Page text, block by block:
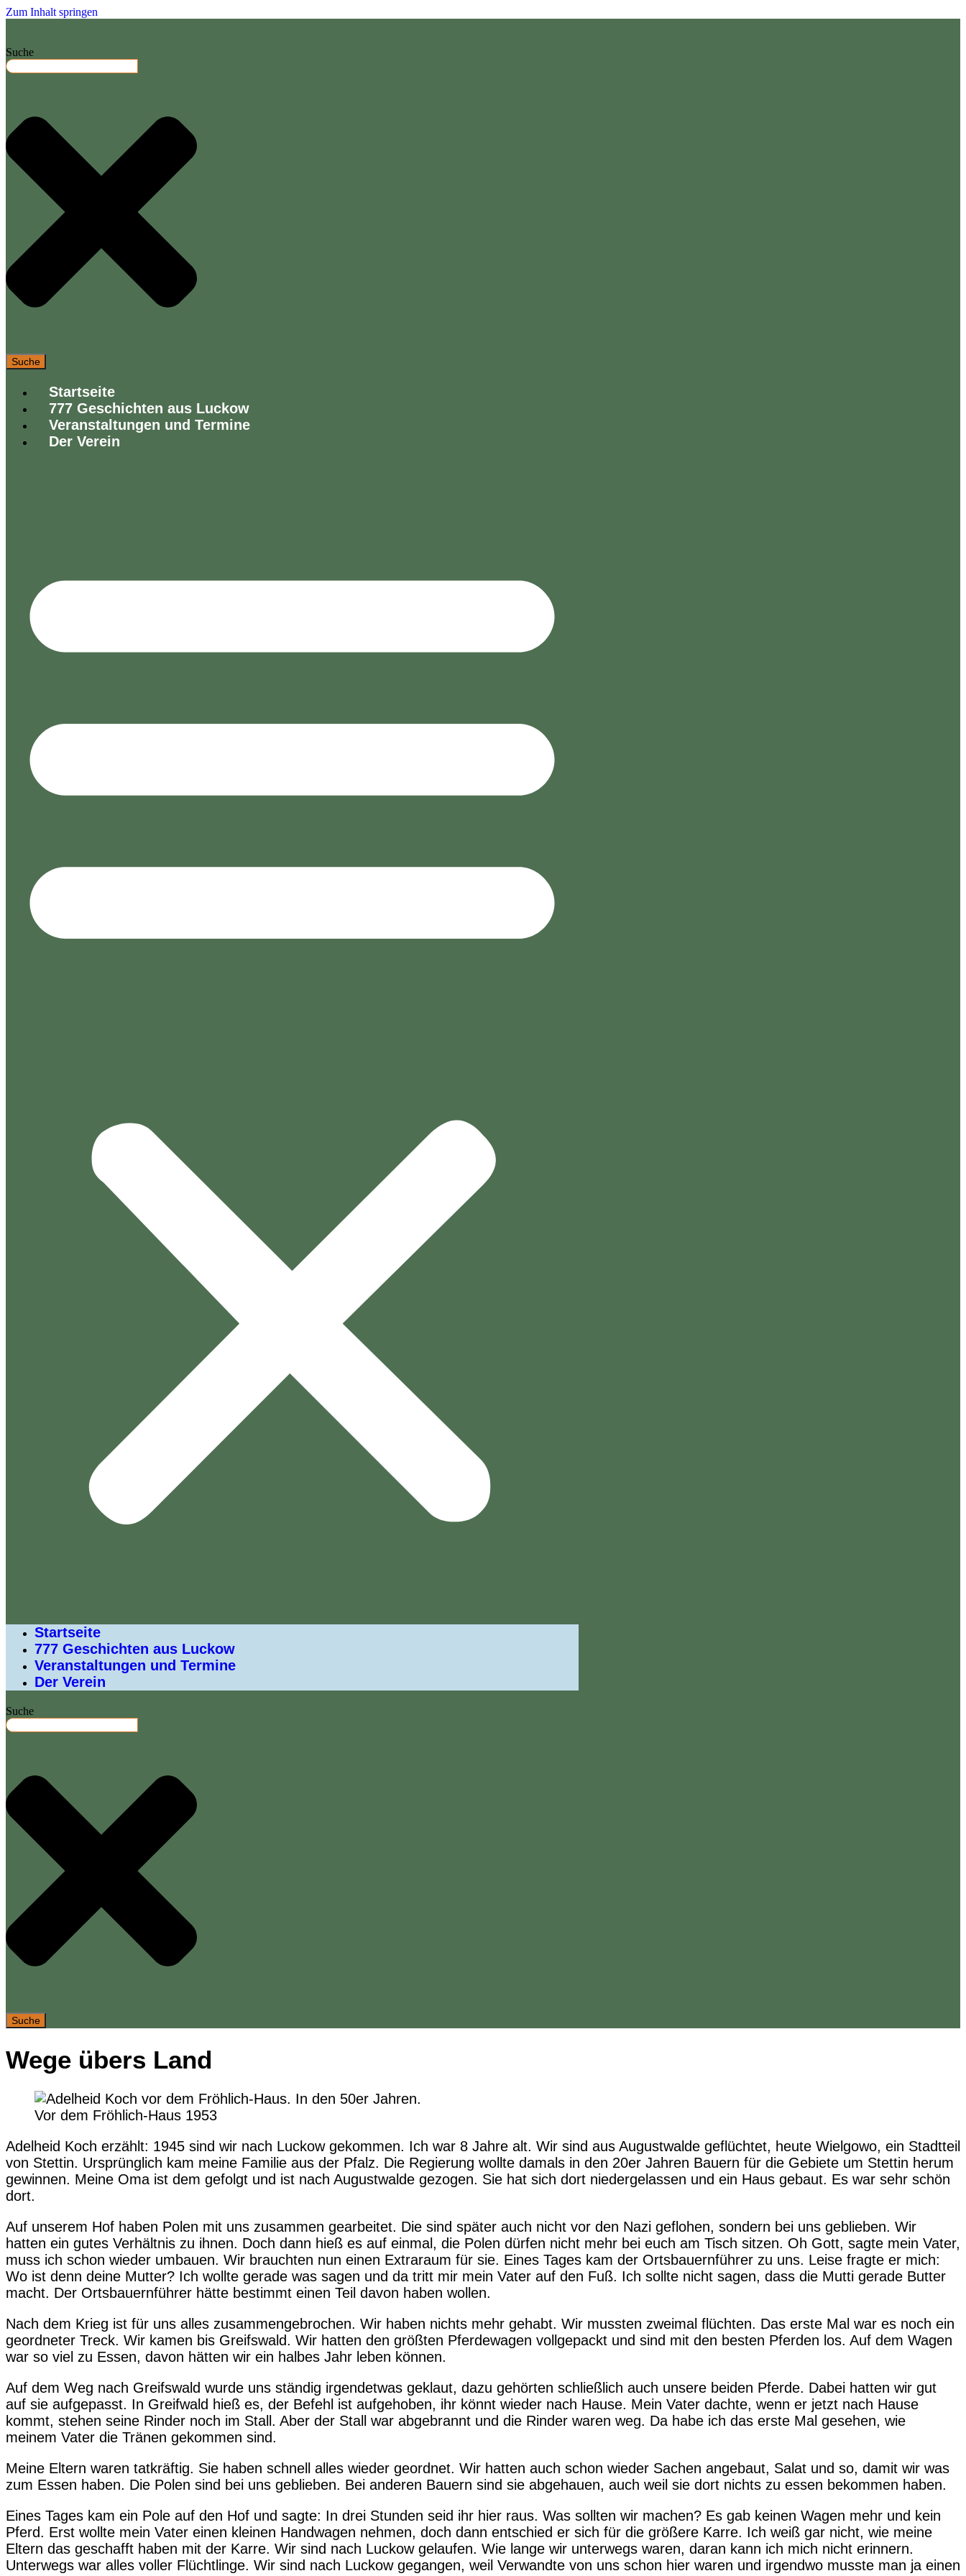
Zum Inhalt springen
Suche
Suche
Startseite
777 Geschichten aus Luckow
Veranstaltungen und Termine
Der Verein
Startseite
777 Geschichten aus Luckow
Veranstaltungen und Termine
Der Verein
Suche
Suche
Wege übers Land
Vor dem Fröhlich-Haus 1953
Adelheid Koch erzählt: 1945 sind wir nach Luckow gekommen. Ich war 8 Jahre alt. Wir sind aus Augustwalde geflüchtet, heute Wielgowo, ein Stadtteil
von Stettin. Ursprünglich kam meine Familie aus der Pfalz. Die Regierung wollte damals in den 20er Jahren Bauern für die Gebiete um Stettin herum
gewinnen. Meine Oma ist dem gefolgt und ist nach Augustwalde gezogen. Sie hat sich dort niedergelassen und ein Haus gebaut. Es war sehr schön
dort.
Auf unserem Hof haben Polen mit uns zusammen gearbeitet. Die sind später auch nicht vor den Nazi geflohen, sondern bei uns geblieben. Wir
hatten ein gutes Verhältnis zu ihnen. Doch dann hieß es auf einmal, die Polen dürfen nicht mehr bei euch am Tisch sitzen. Oh Gott, sagte mein Vater,
muss ich schon wieder umbauen. Wir brauchten nun einen Extraraum für sie. Eines Tages kam der Ortsbauernführer zu uns. Leise fragte er mich:
Wo ist denn deine Mutter? Ich wollte gerade was sagen und da tritt mir mein Vater auf den Fuß. Ich sollte nicht sagen, dass die Mutti gerade Butter
macht. Der Ortsbauernführer hätte bestimmt einen Teil davon haben wollen.
Nach dem Krieg ist für uns alles zusammengebrochen. Wir haben nichts mehr gehabt. Wir mussten zweimal flüchten. Das erste Mal war es noch ein
geordneter Treck. Wir kamen bis Greifswald. Wir hatten den größten Pferdewagen vollgepackt und sind mit den besten Pferden los. Auf dem Wagen
war so viel zu Essen, davon hätten wir ein halbes Jahr leben können.
Auf dem Weg nach Greifswald wurde uns ständig irgendetwas geklaut, dazu gehörten schließlich auch unsere beiden Pferde. Dabei hatten wir gut
auf sie aufgepasst. In Greifwald hieß es, der Befehl ist aufgehoben, ihr könnt wieder nach Hause. Mein Vater dachte, wenn er jetzt nach Hause
kommt, stehen seine Rinder noch im Stall. Aber der Stall war abgebrannt und die Rinder waren weg. Da habe ich das erste Mal gesehen, wie
meinem Vater die Tränen gekommen sind.
Meine Eltern waren tatkräftig. Sie haben schnell alles wieder geordnet. Wir hatten auch schon wieder Sachen angebaut, Salat und so, damit wir was
zum Essen haben. Die Polen sind bei uns geblieben. Bei anderen Bauern sind sie abgehauen, auch weil sie dort nichts zu essen bekommen haben.
Eines Tages kam ein Pole auf den Hof und sagte: In drei Stunden seid ihr hier raus. Was sollten wir machen? Es gab keinen Wagen mehr und kein
Pferd. Erst wollte mein Vater einen kleinen Handwagen nehmen, doch dann entschied er sich für die größere Karre. Ich weiß gar nicht, wie meine
Eltern das geschafft haben mit der Karre. Wir sind nach Luckow gelaufen. Wie lange wir unterwegs waren, daran kann ich mich nicht erinnern.
Unterwegs war alles voller Flüchtlinge. Wir sind nach Luckow gegangen, weil Verwandte von uns schon hier waren und irgendwo musste man ja einen